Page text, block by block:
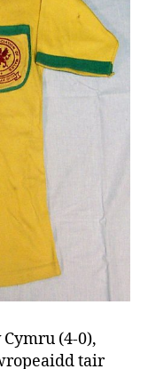
(4-0),
tair